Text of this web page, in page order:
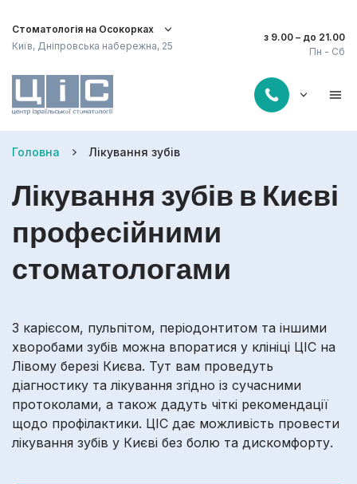
Стоматологія на Осокорках
Київ, Дніпровська набережна, 25
Пн - Сб
з 9.00 – до 21.00
Головна Лікування зубів
Лікування зубів в Києві
професійними
стоматологами
З карієсом, пульпітом, періодонтитом та іншими
хворобами зубів можна впоратися у клініці ЦІС на
Лівому березі Києва. Тут вам проведуть
діагностику та лікування згідно із сучасними
протоколами, а також дадуть чіткі рекомендації
щодо профілактики. ЦІС дає можливість провести
лікування зубів у Києві без болю та дискомфорту.